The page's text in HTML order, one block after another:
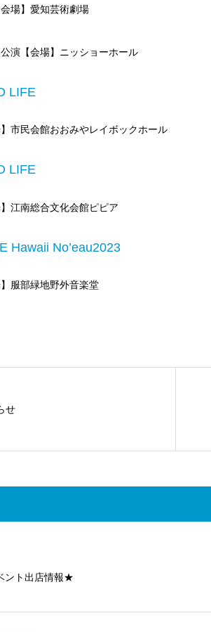
場】愛知芸術劇場
演【会場】ニッショーホール
LIFE
市民会館おおみやレイボックホール
LIFE
江南総合文化会館ピピア
Hawaii No’eau2023
服部緑地野外音楽堂
せ
ト出店情報★